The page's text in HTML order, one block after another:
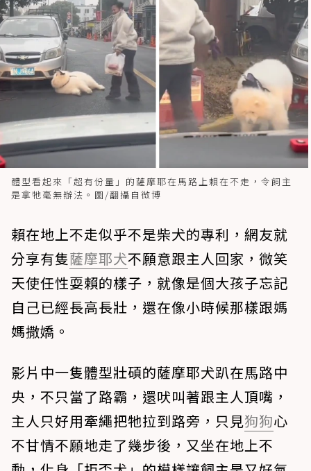
體型看起來「超有份量」的薩摩耶在馬路上賴在不走，令飼主
是拿牠毫無辦法。圖/翻攝自微博
賴在地上不走似乎不是柴犬的專利，網友就
分享有隻薩摩耶犬不願意跟主人回家，微笑
天使任性耍賴的樣子，就像是個大孩子忘記
自己已經長高長壯，還在像小時候那樣跟媽
媽撒嬌。
影片中一隻體型壯碩的薩摩耶犬趴在馬路中
央，不只當了路霸，還吠叫著跟主人頂嘴，
主人只好用牽繩把牠拉到路旁，只見狗狗心
不甘情不願地走了幾步後，又坐在地上不